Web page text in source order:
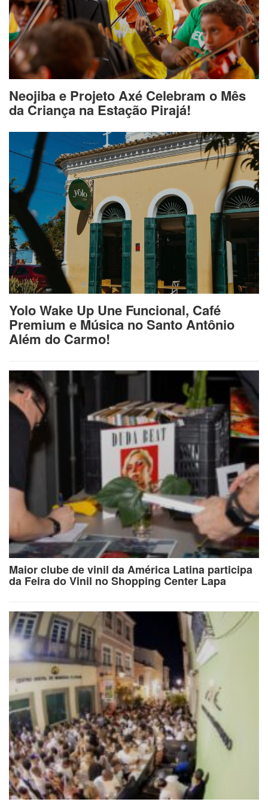
Neojiba e Projeto Axé Celebram o Mês
da Criança na Estação Pirajá!
Yolo Wake Up Une Funcional, Café
Premium e Música no Santo Antônio
Além do Carmo!
Maior clube de vinil da América Latina participa
da Feira do Vinil no Shopping Center Lapa